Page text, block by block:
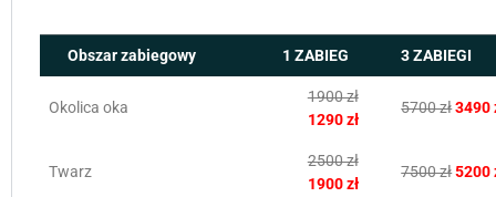
Obszar zabiegowy 1 ZABIEG 3 ZABIEGI
Okolica oka
1900 zł
1290 zł
5700 zł3490
Twarz
2500 zł
1900 zł
7500 zł5200